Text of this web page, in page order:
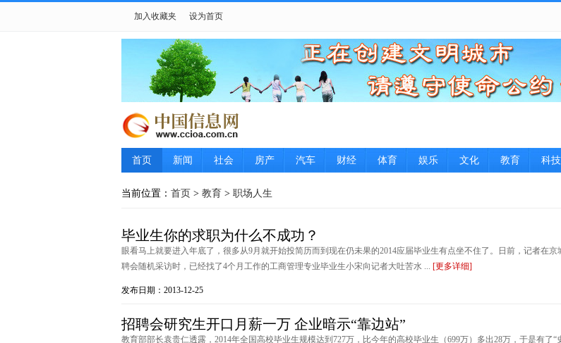
加入收藏夹 设为首页
首页 新闻 社会 房产 汽车 财经 体育 娱乐 文化 教育 科技
当前位置： 首页 > 教育 > 职场人生
毕业生你的求职为什么不成功？
眼看马上就要进入年底了，很多从9月就开始投简历而到现在仍未果的2014应届毕业生有点坐不住了。日前，记者在京
聘会随机采访时，已经找了4个月工作的工商管理专业毕业生小宋向记者大吐苦水 ... [更多详细]
发布日期：2013-12-25
招聘会研究生开口月薪一万 企业暗示“靠边站”
教育部部长袁贵仁透露，2014年全国高校毕业生规模达到727万，比今年的高校毕业生（699万）多出28万，于是有了“